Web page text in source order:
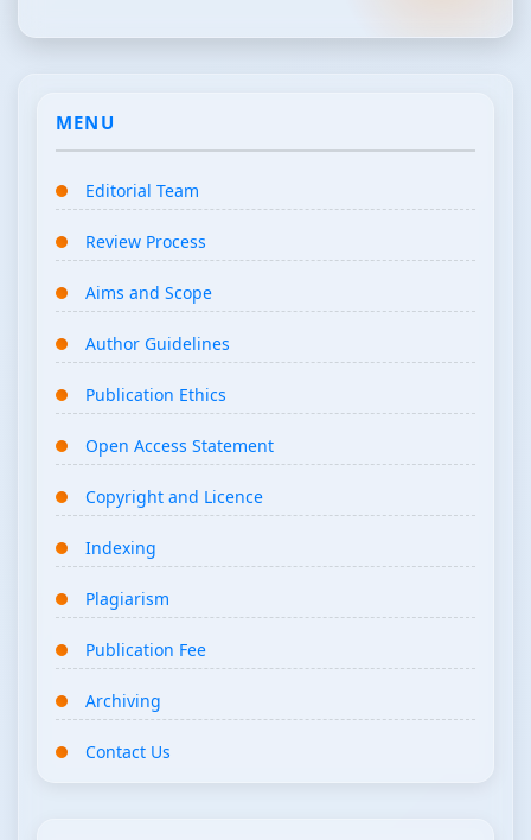
MENU
Editorial Team
Review Process
Aims and Scope
Author Guidelines
Publication Ethics
Open Access Statement
Copyright and Licence
Indexing
Plagiarism
Publication Fee
Archiving
Contact Us